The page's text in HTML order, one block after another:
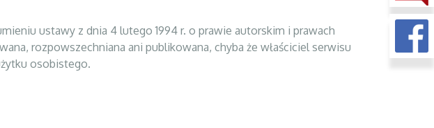
ustawy z dnia 4 lutego 1994 r. o prawie autorskim i prawach
rozpowszechniana ani publikowana, chyba że właściciel serwisu
osobistego.